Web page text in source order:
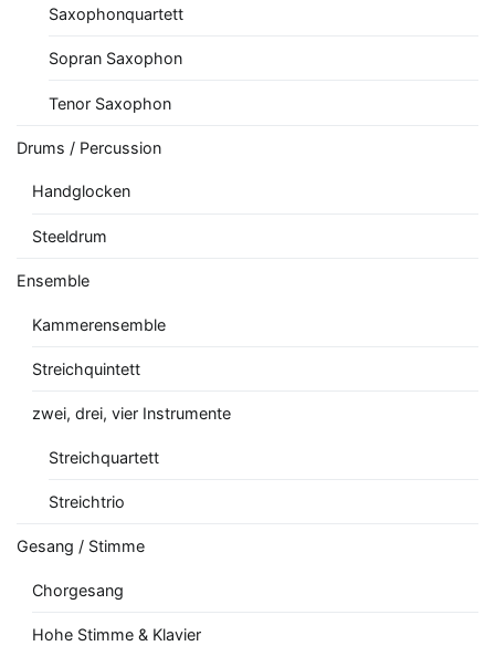
Saxophonquartett
Sopran Saxophon
Tenor Saxophon
Drums / Percussion
Handglocken
Steeldrum
Ensemble
Kammerensemble
Streichquintett
zwei, drei, vier Instrumente
Streichquartett
Streichtrio
Gesang / Stimme
Chorgesang
Hohe Stimme & Klavier